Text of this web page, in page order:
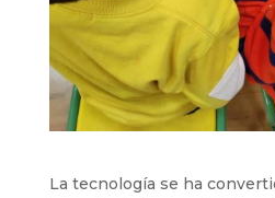
La tecnología se ha